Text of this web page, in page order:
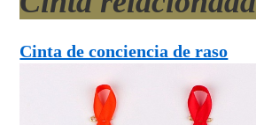
Cinta de conciencia de raso